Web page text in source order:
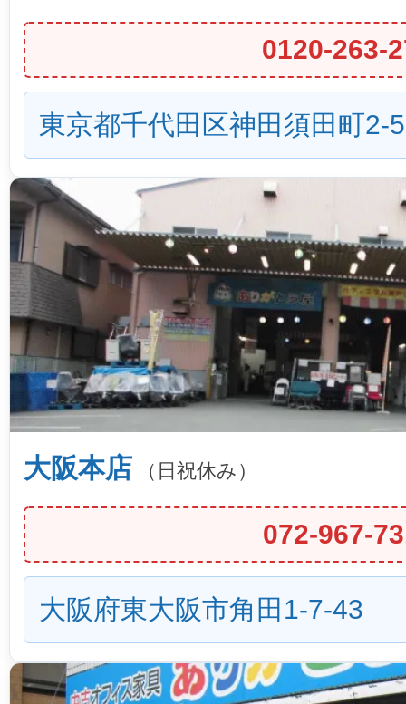
0120-263-
東京都千代田区神田須田町2-
大阪本店 （日祝休み）
072-967-
大阪府東大阪市角田1-7-43